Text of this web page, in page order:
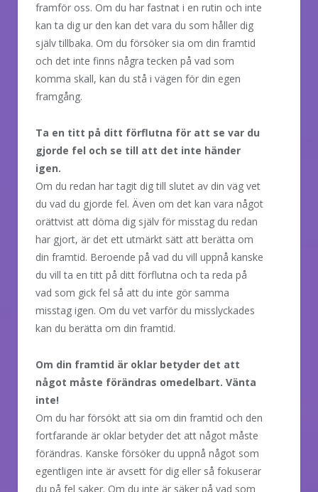
framför oss. Om du har fastnat i en rutin och inte
kan ta dig ur den kan det vara du som håller dig
själv tillbaka. Om du försöker sia om din framtid
och det inte finns några tecken på vad som
komma skall, kan du stå i vägen för din egen
framgång.
Ta en titt på ditt förflutna för att se var du
gjorde fel och se till att det inte händer
igen.
Om du redan har tagit dig till slutet av din väg vet
du vad du gjorde fel. Även om det kan vara något
orättvist att döma dig själv för misstag du redan
har gjort, är det ett utmärkt sätt att berätta om
din framtid. Beroende på vad du vill uppnå kanske
du vill ta en titt på ditt förflutna och ta reda på
vad som gick fel så att du inte gör samma
misstag igen. Om du vet varför du misslyckades
kan du berätta om din framtid.
Om din framtid är oklar betyder det att
något måste förändras omedelbart. Vänta
inte!
Om du har försökt att sia om din framtid och den
fortfarande är oklar betyder det att något måste
förändras. Kanske försöker du uppnå något som
egentligen inte är avsett för dig eller så fokuserar
du på fel saker. Om du inte är säker på vad som